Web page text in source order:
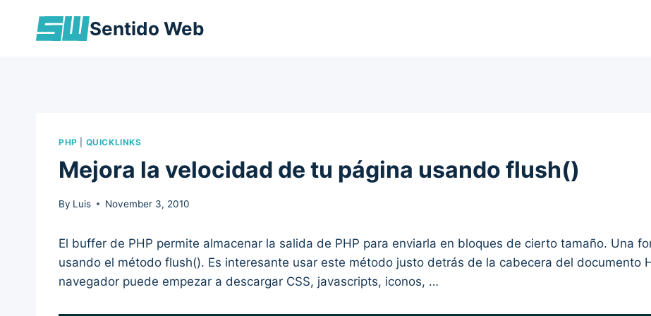
Sentido Web
PHP QUICKLINKS
Mejora la velocidad de tu página usando flush()
By Luis November 3, 2010
El buffer de PHP permite almacenar la salida de PHP para enviarla en bloques de cierto tamaño. Una
usando el método flush(). Es interesante usar este método justo detrás de la cabecera del documento
navegador puede empezar a descargar CSS, javascripts, iconos, …